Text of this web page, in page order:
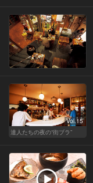
Vol.15
達人たちの夜の“街ブラ”